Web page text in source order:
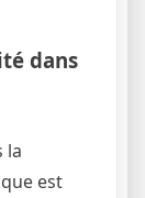
dans
la
est